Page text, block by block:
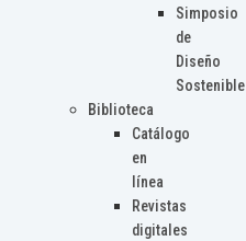
Simposio
de
Diseño
Sostenible
Biblioteca
Catálogo
en
línea
Revistas
digitales